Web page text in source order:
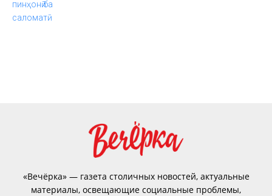
«Вечёрка» — газета столичных новостей, актуальные
материалы, освещающие социальные проблемы,